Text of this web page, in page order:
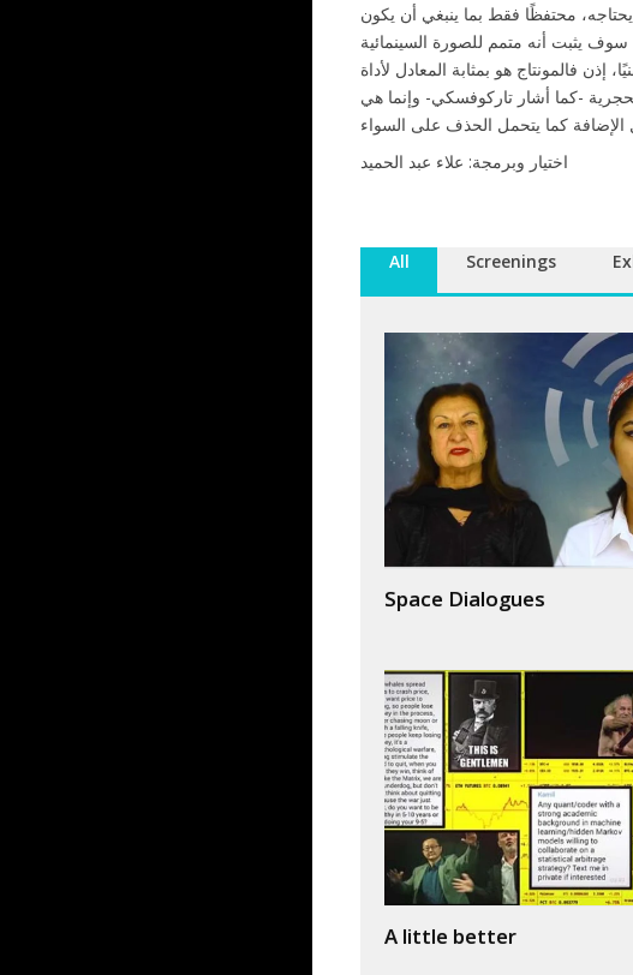
محتفظًا فقط بما ينبغي أن يكون
إذن فالمونتاج هو بمثابة المعادل لأداة
-كما أشار تاركوفسكي- وإنما هي
اختيار وبرمجة: علاء عبد الحميد
All Screenings
Space Dialogues
A little better